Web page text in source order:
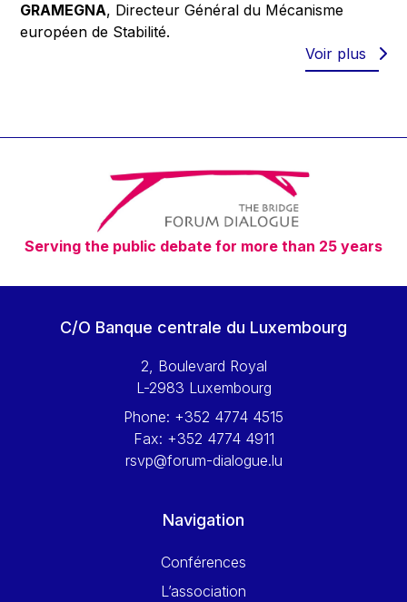
GRAMEGNA, Directeur Général du Mécanisme
européen de Stabilité.
Voir plus
Serving the public debate for more than 25 years
C/O Banque centrale du Luxembourg
2, Boulevard Royal
L-2983 Luxembourg
Phone: +352 4774 4515
Fax: +352 4774 4911
rsvp@forum-dialogue.lu
Navigation
Conférences
L’association